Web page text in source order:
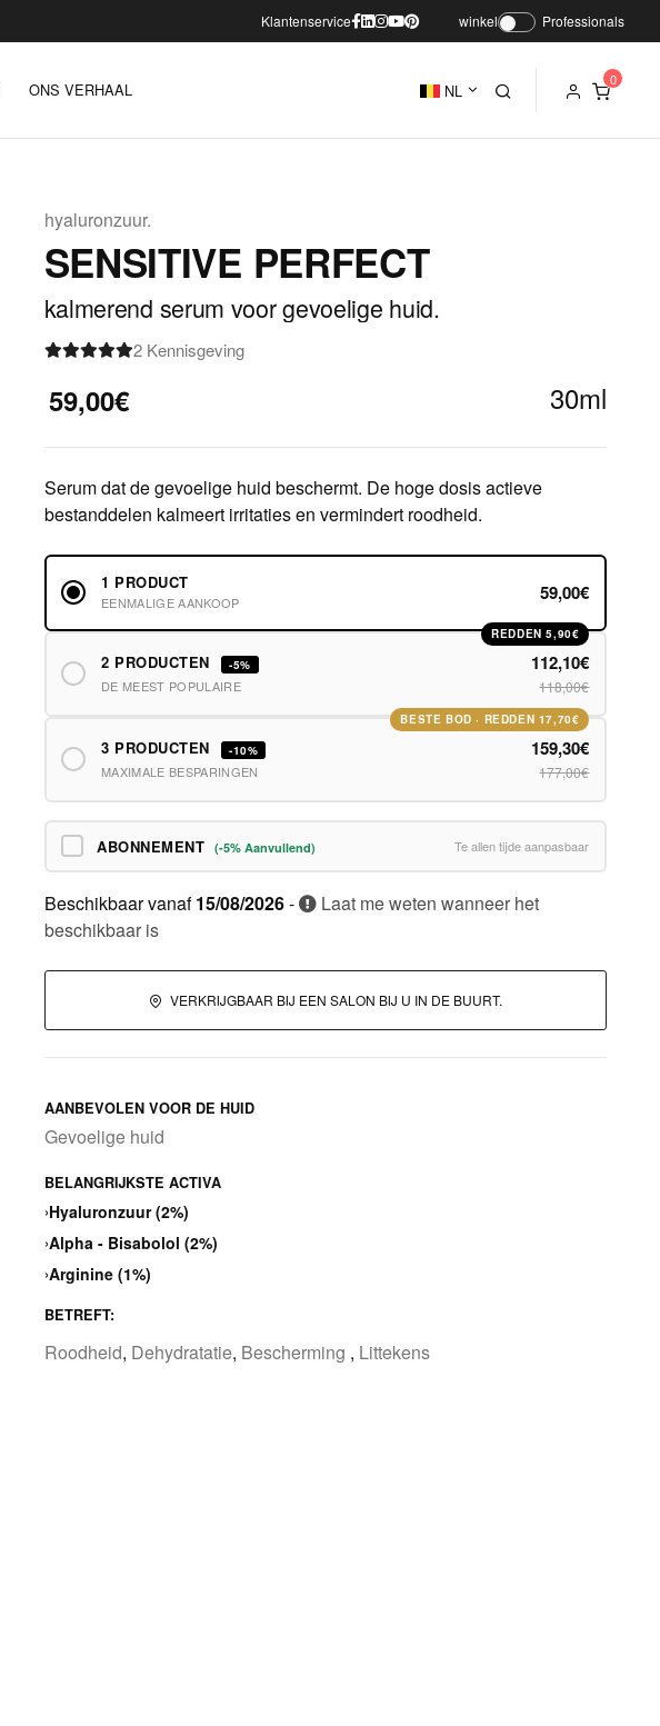
Klantenservice winkel Professionals
ONS VERHAAL NL
hyaluronzuur.
SENSITIVE PERFECT
kalmerend serum voor gevoelige huid.
2 Kennisgeving
59,00€ 30ml
Serum dat de gevoelige huid beschermt. De hoge dosis actieve
bestanddelen kalmeert irritaties en vermindert roodheid.
1 PRODUCT
EENMALIGE AANKOOP 59,00€
REDDEN 5,90€
2 PRODUCTEN -5%
DE MEEST POPULAIRE
112,10€
118,00€
BESTE BOD · REDDEN 17,70€
3 PRODUCTEN -10%
MAXIMALE BESPARINGEN
159,30€
177,00€
ABONNEMENT (-5% Aanvullend) Te allen tijde aanpasbaar
Beschikbaar vanaf15/08/2026-
Laat me weten wanneer het
beschikbaar is
VERKRIJGBAAR BIJ EEN SALON BIJ U IN DE BUURT.
AANBEVOLEN VOOR DE HUID
Gevoelige huid
BELANGRIJKSTE ACTIVA
›Hyaluronzuur (2%)
›Alpha - Bisabolol (2%)
›Arginine (1%)
BETREFT:
Roodheid, Dehydratatie, Bescherming , Littekens